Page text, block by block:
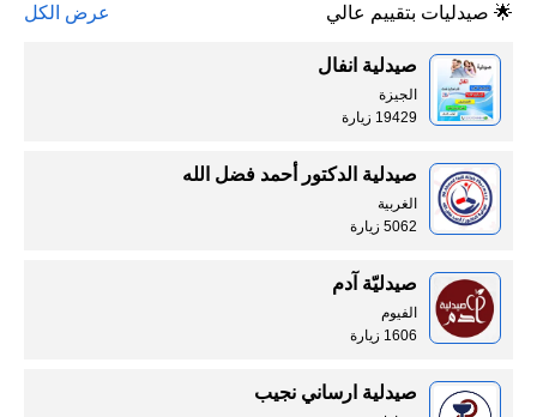
🌟 صيدليات بتقييم عالي عرض الكل
صيدلية انفال
الجيزة
19429 زيارة
صيدلية الدكتور أحمد فضل الله
الغربية
5062 زيارة
صيدليّة آدم
الفيوم
1606 زيارة
صيدلية ارساني نجيب